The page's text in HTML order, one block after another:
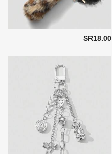
SR18.00